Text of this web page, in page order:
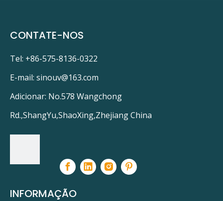
CONTATE-NOS
Tel: +86-575-8136-0322
E-mail: sinouv@163.com
Adicionar: No.578 Wangchong
Rd.,ShangYu,ShaoXing,Zhejiang China
INFORMAÇÃO